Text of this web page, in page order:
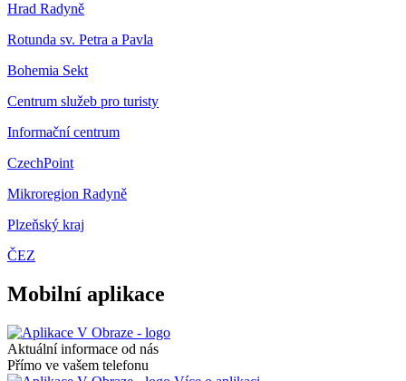
Hrad Radyně
Rotunda sv. Petra a Pavla
Bohemia Sekt
Centrum služeb pro turisty
Informační centrum
CzechPoint
Mikroregion Radyně
Plzeňský kraj
ČEZ
Mobilní aplikace
Aktuální informace od nás
Přímo ve vašem telefonu